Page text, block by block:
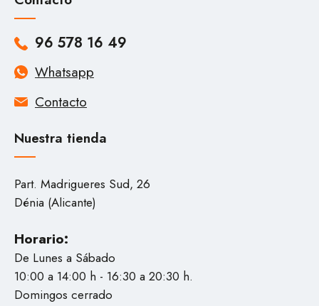
96 578 16 49
Whatsapp
Contacto
Nuestra tienda
Part. Madrigueres Sud, 26
Dénia (Alicante)
Horario:
De Lunes a Sábado
10:00 a 14:00 h - 16:30 a 20:30 h.
Domingos cerrado